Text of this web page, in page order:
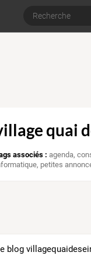
quai
associés : agenda,
, petites
le blog